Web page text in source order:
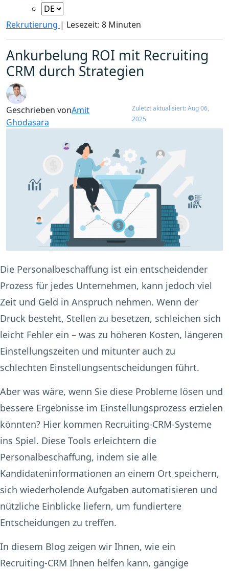
Rekrutierung | Lesezeit: 8 Minuten
Ankurbelung ROI mit Recruiting
CRM durch Strategien
Geschrieben vonAmit
Ghodasara
Zuletzt aktualisiert: Aug 06,
2025
Die Personalbeschaffung ist ein entscheidender
Prozess für jedes Unternehmen, kann jedoch viel
Zeit und Geld in Anspruch nehmen. Wenn der
Druck besteht, Stellen zu besetzen, schleichen sich
leicht Fehler ein – was zu höheren Kosten, längeren
Einstellungszeiten und mitunter auch zu
schlechten Einstellungsentscheidungen führt.
Aber was wäre, wenn Sie diese Probleme lösen und
bessere Ergebnisse im Einstellungsprozess erzielen
könnten? Hier kommen Recruiting-CRM-Systeme
ins Spiel. Diese Tools erleichtern die
Personalbeschaffung, indem sie alle
Kandidateninformationen an einem Ort speichern,
sich wiederholende Aufgaben automatisieren und
nützliche Einblicke liefern, um fundiertere
Entscheidungen zu treffen.
In diesem Blog zeigen wir Ihnen, wie ein
Recruiting-CRM Ihnen helfen kann, gängige